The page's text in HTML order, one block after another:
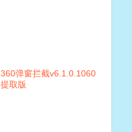
360弹窗拦截v6.1.0.1060
提取版